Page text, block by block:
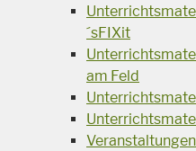
´sFIXit
am Feld